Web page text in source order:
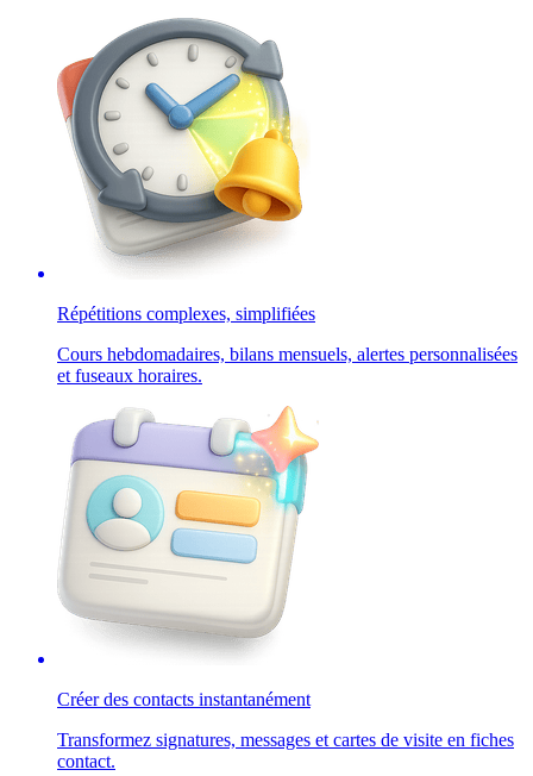
Répétitions complexes, simplifiées
Cours hebdomadaires, bilans mensuels, alertes personnalisées
et fuseaux horaires.
Créer des contacts instantanément
Transformez signatures, messages et cartes de visite en fiches
contact.